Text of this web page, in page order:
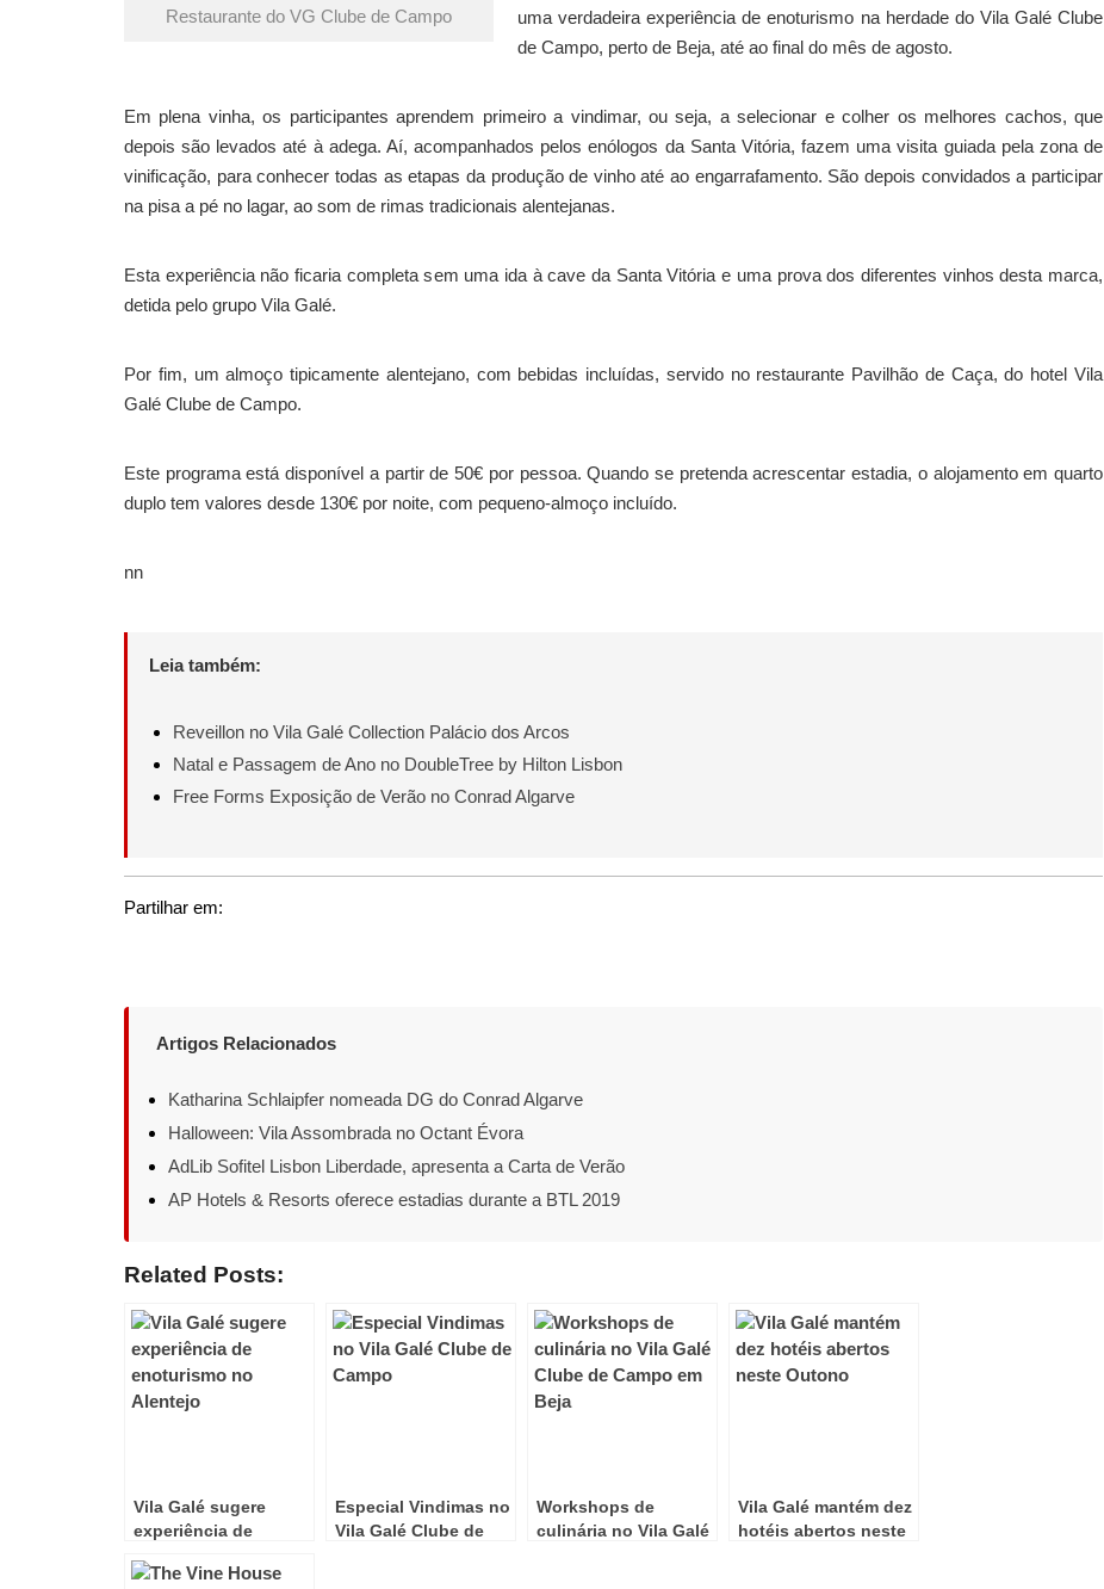
Restaurante do VG Clube de Campo
uma verdadeira experiência de enoturismo na herdade do Vila Galé Clube
de Campo, perto de Beja, até ao final do mês de agosto.
Em plena vinha, os participantes aprendem primeiro a vindimar, ou seja, a selecionar e colher os melhores cachos, que
depois são levados até à adega. Aí, acompanhados pelos enólogos da Santa Vitória, fazem uma visita guiada pela zona de
vinificação, para conhecer todas as etapas da produção de vinho até ao engarrafamento. São depois convidados a participar
na pisa a pé no lagar, ao som de rimas tradicionais alentejanas.
Esta experiência não ficaria completa sem uma ida à cave da Santa Vitória e uma prova dos diferentes vinhos desta marca,
detida pelo grupo Vila Galé.
Por fim, um almoço tipicamente alentejano, com bebidas incluídas, servido no restaurante Pavilhão de Caça, do hotel Vila
Galé Clube de Campo.
Este programa está disponível a partir de 50€ por pessoa. Quando se pretenda acrescentar estadia, o alojamento em quarto
duplo tem valores desde 130€ por noite, com pequeno-almoço incluído.
nn
Leia também:
Reveillon no Vila Galé Collection Palácio dos Arcos
Natal e Passagem de Ano no DoubleTree by Hilton Lisbon
Free Forms Exposição de Verão no Conrad Algarve
Partilhar em:
Artigos Relacionados
Katharina Schlaipfer nomeada DG do Conrad Algarve
Halloween: Vila Assombrada no Octant Évora
AdLib Sofitel Lisbon Liberdade, apresenta a Carta de Verão
AP Hotels & Resorts oferece estadias durante a BTL 2019
Related Posts:
Vila Galé sugere
experiência de
Alentejo
Especial Vindimas no
Vila Galé Clube de
Workshops de
culinária no Vila Galé
Vila Galé mantém dez
hotéis abertos neste